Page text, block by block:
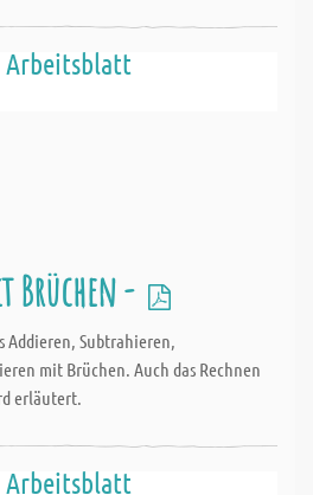
Arbeitsblatt
Brüchen -
Addieren, Subtrahieren,
mit Brüchen. Auch das Rechnen
erläutert.
Arbeitsblatt